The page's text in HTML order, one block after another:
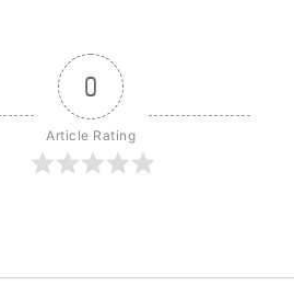
0
Article Rating